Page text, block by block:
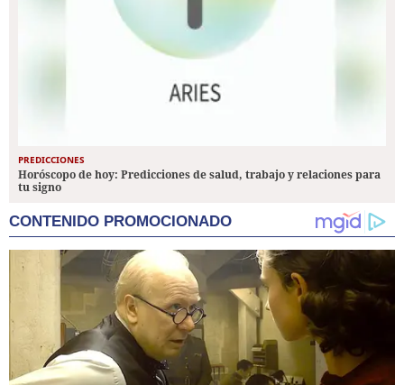
PREDICCIONES
Horóscopo de hoy: Predicciones de salud, trabajo y relaciones para
tu signo
CONTENIDO PROMOCIONADO